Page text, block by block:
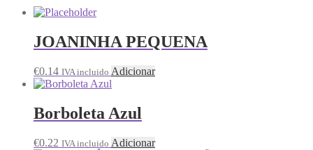
JOANINHA PEQUENA
€0.14 IVA incluido Adicionar
Borboleta Azul
€0.22 IVA incluido Adicionar